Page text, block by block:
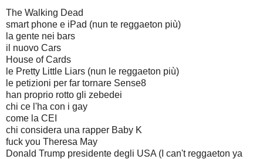
The Walking Dead
smart phone e iPad (nun te reggaeton più)
la gente nei bars
il nuovo Cars
House of Cards
le Pretty Little Liars (nun le reggaeton più)
le petizioni per far tornare Sense8
han proprio rotto gli zebedei
chi ce l'ha con i gay
come la CEI
chi considera una rapper Baby K
fuck you Theresa May
Donald Trump presidente degli USA (I can't reggaeton ya